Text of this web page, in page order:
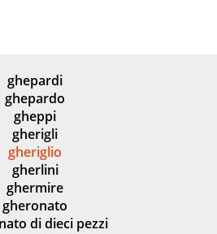
ghepardi
ghepardo
gheppi
gherigli
gheriglio
gherlini
ghermire
gheronato
di dieci pezzi